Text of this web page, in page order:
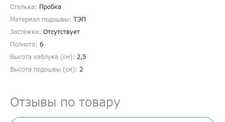
Стелька: Пробка
Материал подошвы: ТЭП
Застёжка: Отсутствует
Полнота: 6
Высота каблука (см): 2,5
Высота подошвы (см): 2
Отзывы по товару